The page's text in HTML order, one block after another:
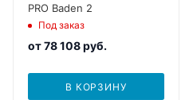
PRO Baden 2
Под заказ
от78 108 руб.
В КОРЗИНУ